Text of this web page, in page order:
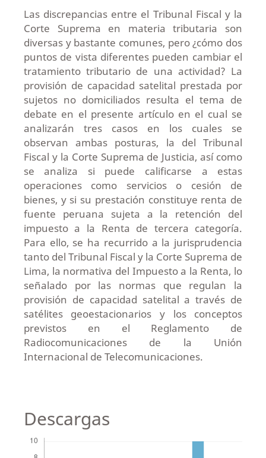
Las discrepancias entre el Tribunal Fiscal y la
Corte Suprema en materia tributaria son
diversas y bastante comunes, pero ¿cómo dos
puntos de vista diferentes pueden cambiar el
tratamiento tributario de una actividad? La
provisión de capacidad satelital prestada por
sujetos no domiciliados resulta el tema de
debate en el presente artículo en el cual se
analizarán tres casos en los cuales se
observan ambas posturas, la del Tribunal
Fiscal y la Corte Suprema de Justicia, así como
se analiza si puede calificarse a estas
operaciones como servicios o cesión de
bienes, y si su prestación constituye renta de
fuente peruana sujeta a la retención del
impuesto a la Renta de tercera categoría.
Para ello, se ha recurrido a la jurisprudencia
tanto del Tribunal Fiscal y la Corte Suprema de
Lima, la normativa del Impuesto a la Renta, lo
señalado por las normas que regulan la
provisión de capacidad satelital a través de
satélites geoestacionarios y los conceptos
previstos en el Reglamento de
Radiocomunicaciones de la Unión
Internacional de Telecomunicaciones.
Descargas